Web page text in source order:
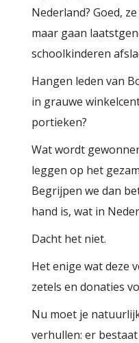
Nederland? Goed,
maar gaan
schoolkinderen
Hangen leden van
in grauwe
portieken?
Wat wordt
leggen op het
Begrijpen we dan
hand is, wat in
Dacht het niet.
Het enige wat deze
zetels en donaties
Nu moet je
verhullen: er